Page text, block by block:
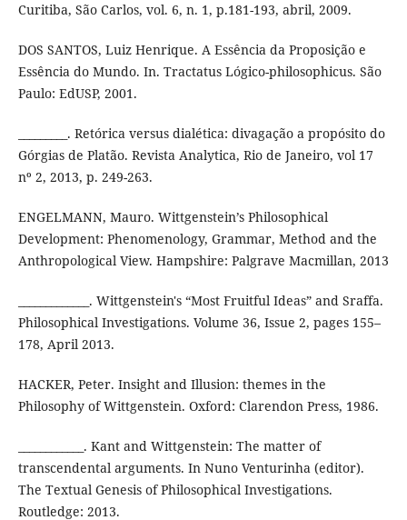
Curitiba, São Carlos, vol. 6, n. 1, p.181-193, abril, 2009.
DOS SANTOS, Luiz Henrique. A Essência da Proposição e
Essência do Mundo. In. Tractatus Lógico-philosophicus. São
Paulo: EdUSP, 2001.
_________. Retórica versus dialética: divagação a propósito do
Górgias de Platão. Revista Analytica, Rio de Janeiro, vol 17
nº 2, 2013, p. 249-263.
ENGELMANN, Mauro. Wittgenstein’s Philosophical
Development: Phenomenology, Grammar, Method and the
Anthropological View. Hampshire: Palgrave Macmillan, 2013
_____________. Wittgenstein's “Most Fruitful Ideas” and Sraffa.
Philosophical Investigations. Volume 36, Issue 2, pages 155–
178, April 2013.
HACKER, Peter. Insight and Illusion: themes in the
Philosophy of Wittgenstein. Oxford: Clarendon Press, 1986.
____________. Kant and Wittgenstein: The matter of
transcendental arguments. In Nuno Venturinha (editor).
The Textual Genesis of Philosophical Investigations.
Routledge: 2013.